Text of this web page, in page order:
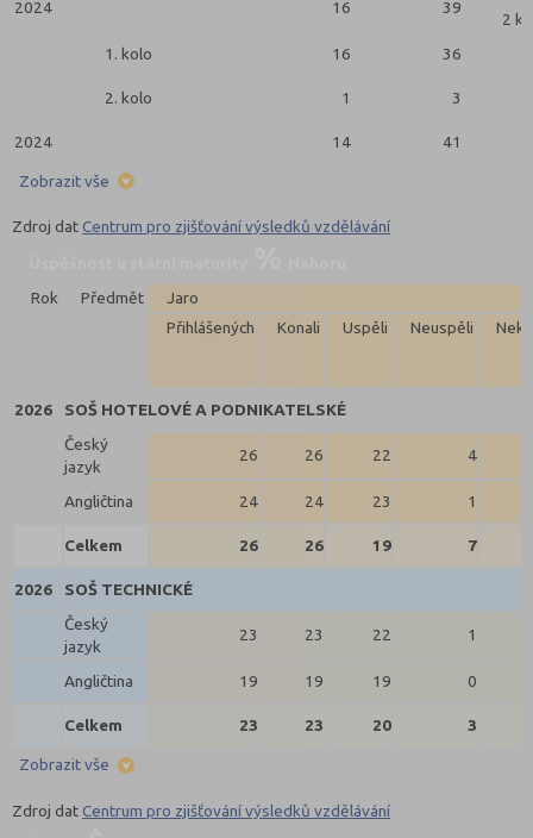
2024 16 39
2
1. kolo
16 36
2. kolo 1 3
2024 14 41
Zobrazit vše
Zdroj datCentrum pro zjišťování výsledků vzdělávání
Rok
Předmět
Jaro
Přihlášených
Konali Uspěli Neuspěli
2026
SOŠ HOTELOVÉ A PODNIKATELSKÉ
Český
jazyk
26 26 22 4
Angličtina 24 24 23 1
Celkem 26 26 19 7
2026
SOŠ TECHNICKÉ
Český
jazyk
23 23 22 1
Angličtina 19 19 19 0
Celkem 23 23 20 3
Zobrazit vše
Zdroj datCentrum pro zjišťování výsledků vzdělávání